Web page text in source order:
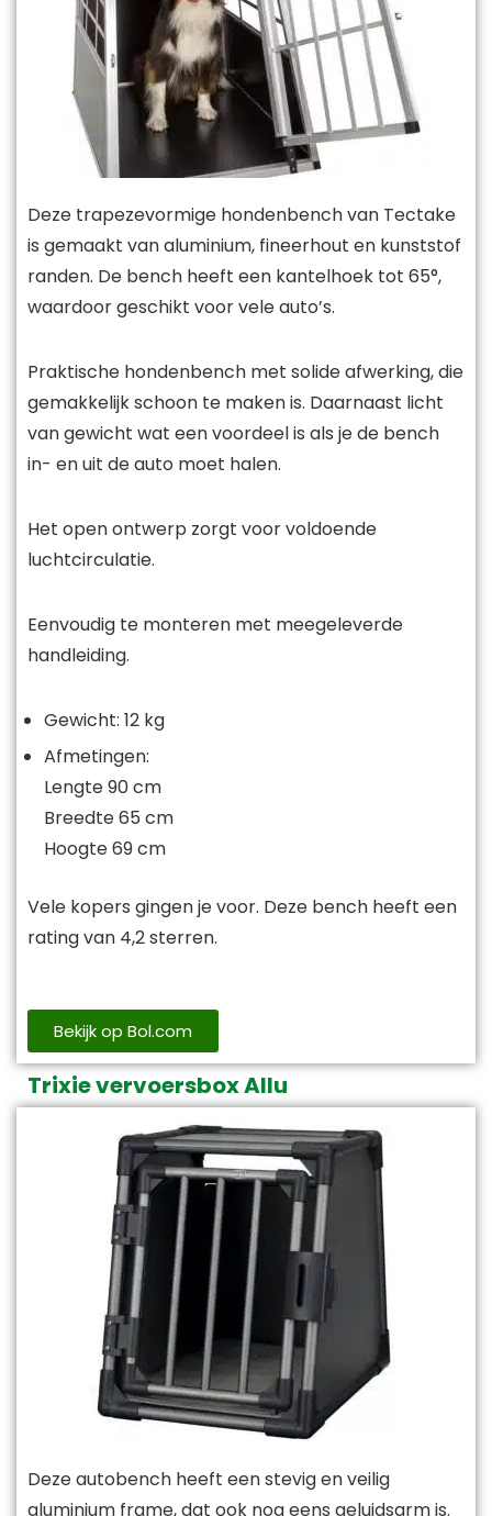
Deze trapezevormige hondenbench van Tectake
is gemaakt van aluminium, fineerhout en kunststof
randen. De bench heeft een kantelhoek tot 65°,
waardoor geschikt voor vele auto’s.
Praktische hondenbench met solide afwerking, die
gemakkelijk schoon te maken is. Daarnaast licht
van gewicht wat een voordeel is als je de bench
in- en uit de auto moet halen.
Het open ontwerp zorgt voor voldoende
luchtcirculatie.
Eenvoudig te monteren met meegeleverde
handleiding.
Gewicht: 12 kg
Afmetingen:
Lengte 90 cm
Breedte 65 cm
Hoogte 69 cm
Vele kopers gingen je voor. Deze bench heeft een
rating van 4,2 sterren.
Bekijk op Bol.com
Trixie vervoersbox Allu
Deze autobench heeft een stevig en veilig
aluminium frame, dat ook nog eens geluidsarm is.